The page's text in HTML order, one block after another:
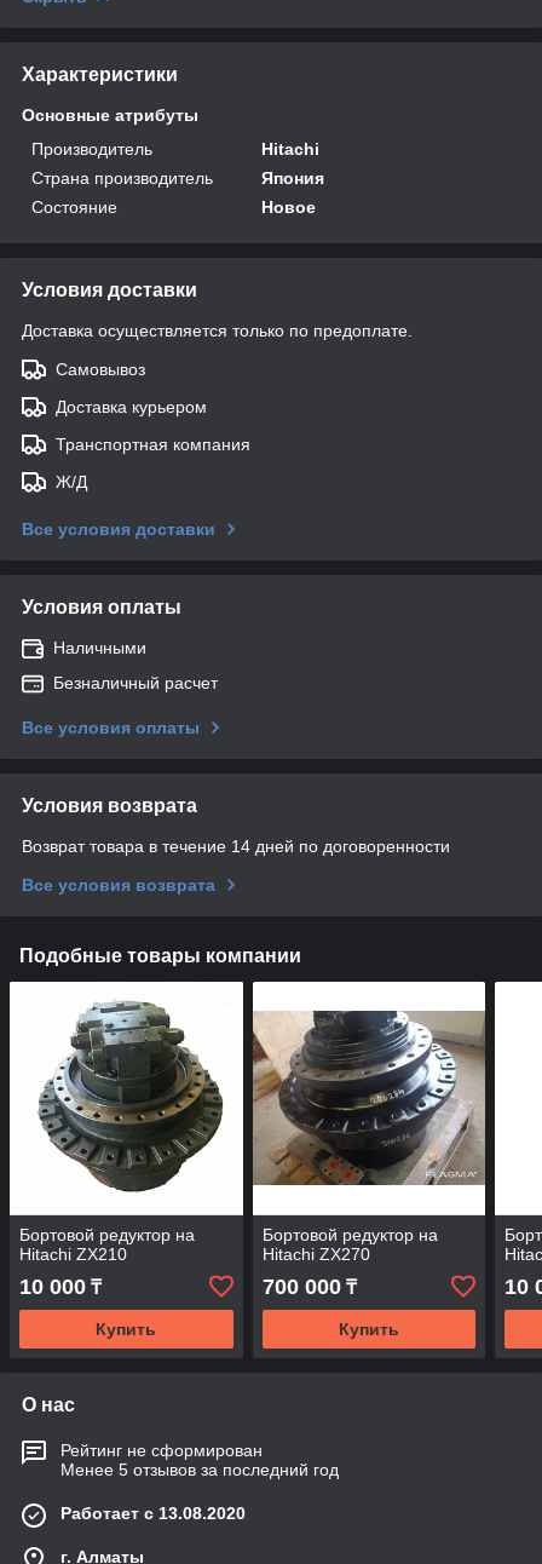
Характеристики
Основные атрибуты
Производитель
Hitachi
Страна производитель
Япония
Состояние
Новое
Условия доставки
Доставка осуществляется только по предоплате.
Самовывоз
Доставка курьером
Транспортная компания
Ж/Д
Все условия доставки
Условия оплаты
Наличными
Безналичный расчет
Все условия оплаты
Условия возврата
Возврат товара в течение 14 дней по договоренности
Все условия возврата
Подобные товары компании
Бортовой редуктор на
Hitachi ZX210
10 000 ₸
Купить
Бортовой редуктор на
Hitachi ZX270
700 000₸
Купить
10
О нас
Рейтинг не сформирован
Менее 5 отзывов за последний год
Работает с 13.08.2020
г. Алматы